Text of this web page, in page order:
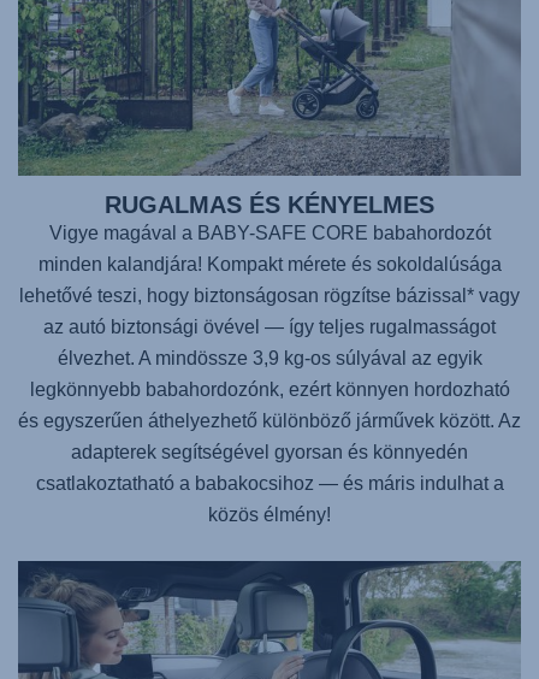
RUGALMAS ÉS KÉNYELMES
Vigye magával a BABY-SAFE CORE babahordozót
minden kalandjára! Kompakt mérete és sokoldalúsága
lehetővé teszi, hogy biztonságosan rögzítse bázissal* vagy
az autó biztonsági övével — így teljes rugalmasságot
élvezhet. A mindössze 3,9 kg-os súlyával az egyik
legkönnyebb babahordozónk, ezért könnyen hordozható
és egyszerűen áthelyezhető különböző járművek között. Az
adapterek segítségével gyorsan és könnyedén
csatlakoztatható a babakocsihoz — és máris indulhat a
közös élmény!